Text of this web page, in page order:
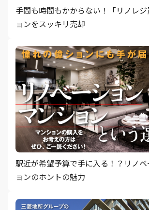
手間も時間もかからない！「リノレ
ョンをスッキリ売却
駅近が希望予算で手に入る！？リノ
ョンのホントの魅力